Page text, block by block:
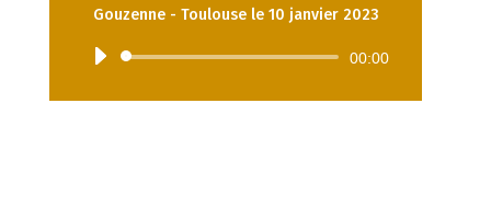
Gouzenne - Toulouse le 10 janvier 2023
Lecteur
00:00